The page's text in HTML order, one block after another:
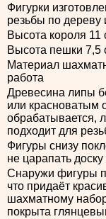
Фигурки
резьбы по
Высота короля 11
Высота пешки 7,5
Материал
работа
Древесина липы
или красноватым
обрабатывается,
подходит для
Фигуры снизу
не царапать
Снаружи фигуры
что придаёт
шахматному
покрыта